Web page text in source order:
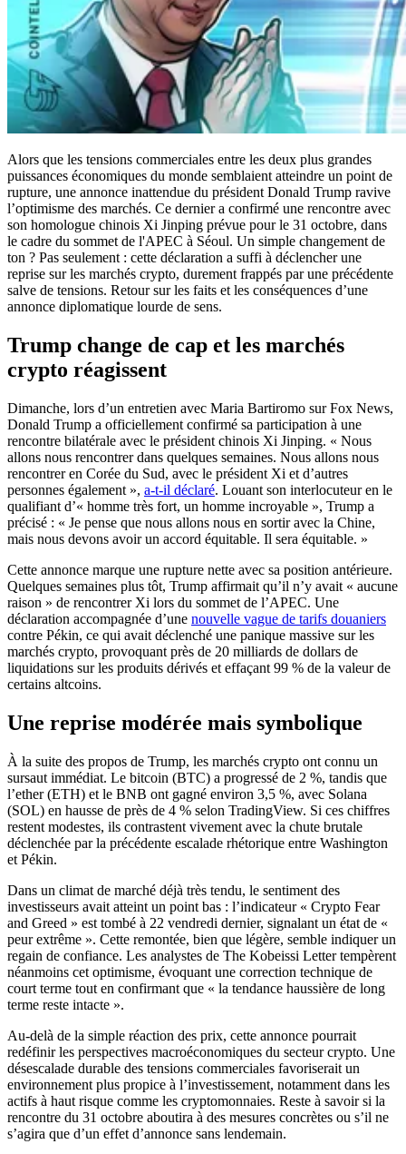
Alors que les tensions commerciales entre les deux plus grandes
puissances économiques du monde semblaient atteindre un point de
rupture, une annonce inattendue du président Donald Trump ravive
l’optimisme des marchés. Ce dernier a confirmé une rencontre avec
son homologue chinois Xi Jinping prévue pour le 31 octobre, dans
le cadre du sommet de l'APEC à Séoul. Un simple changement de
ton ? Pas seulement : cette déclaration a suffi à déclencher une
reprise sur les marchés crypto, durement frappés par une précédente
salve de tensions. Retour sur les faits et les conséquences d’une
annonce diplomatique lourde de sens.
Trump change de cap et les marchés
crypto réagissent
Dimanche, lors d’un entretien avec Maria Bartiromo sur Fox News,
Donald Trump a officiellement confirmé sa participation à une
rencontre bilatérale avec le président chinois Xi Jinping. « Nous
allons nous rencontrer dans quelques semaines. Nous allons nous
rencontrer en Corée du Sud, avec le président Xi et d’autres
personnes également », a-t-il déclaré. Louant son interlocuteur en le
qualifiant d’« homme très fort, un homme incroyable », Trump a
précisé : « Je pense que nous allons nous en sortir avec la Chine,
mais nous devons avoir un accord équitable. Il sera équitable. »
Cette annonce marque une rupture nette avec sa position antérieure.
Quelques semaines plus tôt, Trump affirmait qu’il n’y avait « aucune
raison » de rencontrer Xi lors du sommet de l’APEC. Une
déclaration accompagnée d’une nouvelle vague de tarifs douaniers
contre Pékin, ce qui avait déclenché une panique massive sur les
marchés crypto, provoquant près de 20 milliards de dollars de
liquidations sur les produits dérivés et effaçant 99 % de la valeur de
certains altcoins.
Une reprise modérée mais symbolique
À la suite des propos de Trump, les marchés crypto ont connu un
sursaut immédiat. Le bitcoin (BTC) a progressé de 2 %, tandis que
l’ether (ETH) et le BNB ont gagné environ 3,5 %, avec Solana
(SOL) en hausse de près de 4 % selon TradingView. Si ces chiffres
restent modestes, ils contrastent vivement avec la chute brutale
déclenchée par la précédente escalade rhétorique entre Washington
et Pékin.
Dans un climat de marché déjà très tendu, le sentiment des
investisseurs avait atteint un point bas : l’indicateur « Crypto Fear
and Greed » est tombé à 22 vendredi dernier, signalant un état de «
peur extrême ». Cette remontée, bien que légère, semble indiquer un
regain de confiance. Les analystes de The Kobeissi Letter tempèrent
néanmoins cet optimisme, évoquant une correction technique de
court terme tout en confirmant que « la tendance haussière de long
terme reste intacte ».
Au-delà de la simple réaction des prix, cette annonce pourrait
redéfinir les perspectives macroéconomiques du secteur crypto. Une
désescalade durable des tensions commerciales favoriserait un
environnement plus propice à l’investissement, notamment dans les
actifs à haut risque comme les cryptomonnaies. Reste à savoir si la
rencontre du 31 octobre aboutira à des mesures concrètes ou s’il ne
s’agira que d’un effet d’annonce sans lendemain.